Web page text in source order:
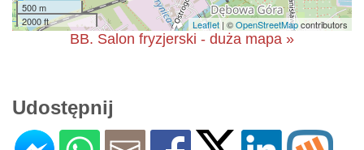
500 m
2000 ft
Leaflet | ©OpenStreetMapcontributors
BB. Salon fryzjerski - duża mapa »
Udostępnij